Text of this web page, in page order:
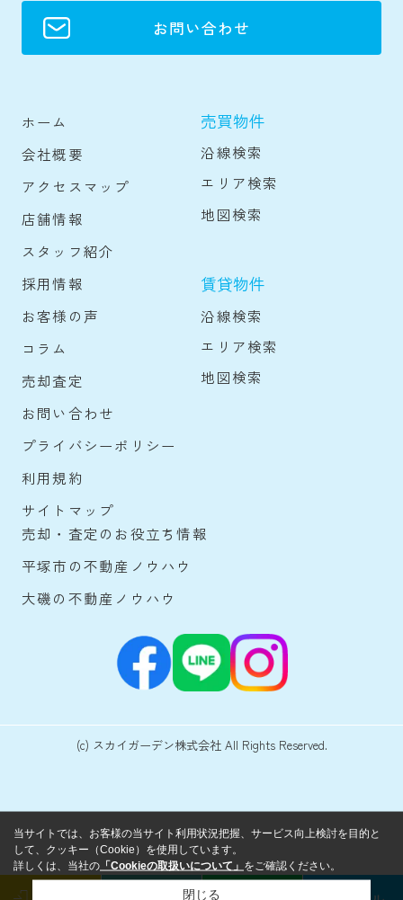
お問い合わせ
ホーム
会社概要
アクセスマップ
店舗情報
スタッフ紹介
採用情報
お客様の声
コラム
売却査定
お問い合わせ
プライバシーポリシー
利用規約
サイトマップ
売買物件
沿線検索
エリア検索
地図検索
賃貸物件
沿線検索
エリア検索
地図検索
売却・査定のお役立ち情報
平塚市の不動産ノウハウ
大磯の不動産ノウハウ
(c) スカイガーデン株式会社 All Rights Reserved.
当サイトでは、お客様の当サイト利用状況把握、サービス向上検討を目的と
して、クッキー（Cookie）を使用しています。
詳しくは、当社の 「Cookieの取扱いについて」 をご確認ください。
閉じる